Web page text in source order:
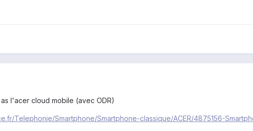
l'acer cloud mobile (avec ODR)
Telephonie/Smartphone/Smartphone-classique/ACER/4875156-